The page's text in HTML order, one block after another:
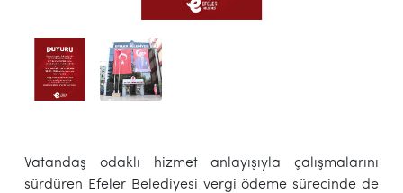
Vatandaş odaklı hizmet anlayışıyla çalışmalarını
sürdüren Efeler Belediyesi vergi ödeme sürecinde de